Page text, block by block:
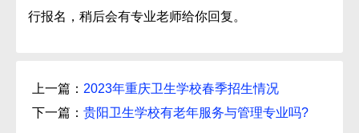
行报名，稍后会有专业老师给你回复。
上一篇： 2023年重庆卫生学校春季招生情况
下一篇： 贵阳卫生学校有老年服务与管理专业吗?